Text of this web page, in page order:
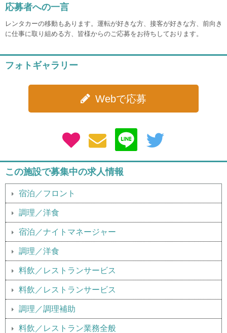
応募者への一言
レンタカーの移動もあります。運転が好きな方、接客が好きな方、前向き
に仕事に取り組める方、皆様からのご応募をお待ちしております。
フォトギャラリー
Webで応募
この施設で募集中の求人情報
宿泊／フロント
調理／洋食
宿泊／ナイトマネージャー
調理／洋食
料飲／レストランサービス
料飲／レストランサービス
調理／調理補助
料飲／レストラン業務全般